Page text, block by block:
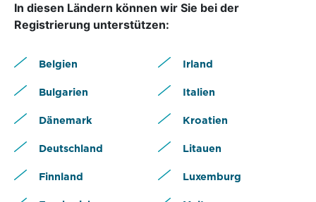
In diesen Ländern können wir Sie bei der
Registrierung unterstützen:
Belgien
Bulgarien
Dänemark
Deutschland
Finnland
Irland
Italien
Kroatien
Litauen
Luxemburg